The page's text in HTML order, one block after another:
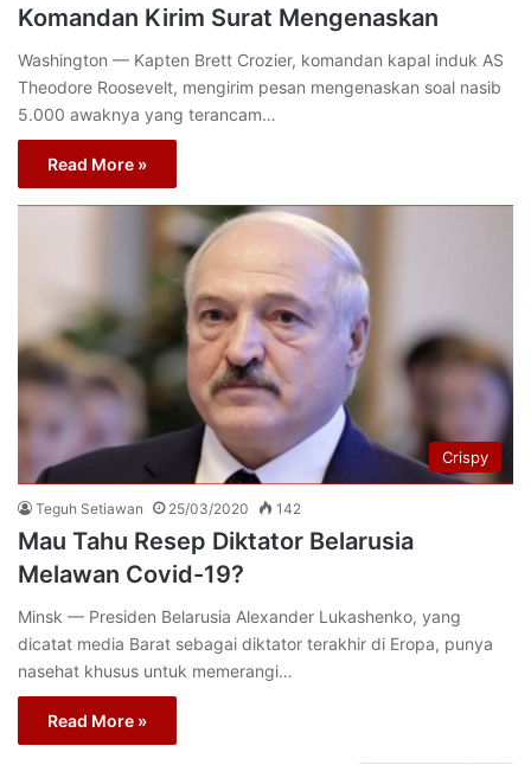
Komandan Kirim Surat Mengenaskan
Washington — Kapten Brett Crozier, komandan kapal induk AS
Theodore Roosevelt, mengirim pesan mengenaskan soal nasib
5.000 awaknya yang terancam…
Read More »
Crispy
Teguh Setiawan 25/03/2020 142
Mau Tahu Resep Diktator Belarusia
Melawan Covid-19?
Minsk — Presiden Belarusia Alexander Lukashenko, yang
dicatat media Barat sebagai diktator terakhir di Eropa, punya
nasehat khusus untuk memerangi…
Read More »